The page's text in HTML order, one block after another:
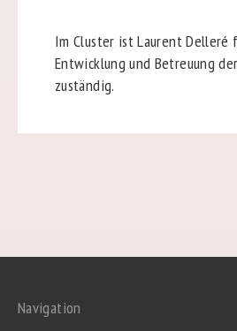
Im Cluster ist Laurent Delleré
Entwicklung und Betreuung
zuständig.
Navigation